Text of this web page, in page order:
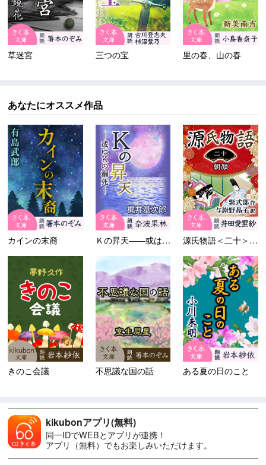
草迷宮 三つの宝 里の春、山の春
あなたにオススメ作品
カインの末裔 Ｋの昇天――或はＫの溺死 源氏物語＜二十＞朝顔
きのこ会議 不思議な国の話 ある夏の日のこと
kikubonアプリ(無料)
同一IDでWEBとアプリが連携！
アプリ（無料）でもお楽しみいただけます。